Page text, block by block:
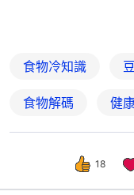
食物冷知識
食物解碼 健
18